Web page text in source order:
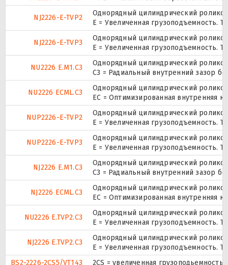
NJ2226-E-TVP2
Однорядный цилиндрический
E = Увеличенная грузоподъемность.
NJ2226-E-TVP3
Однорядный цилиндрический
E = Увеличенная грузоподъемность.
NU2226 E.M1.C3
Однорядный цилиндрический
C3 = Радиальный внутренний зазор
NU2226 ECML.C3
Однорядный цилиндрический
EC = Оптимизированная внутренняя
NUP2226-E-TVP2
Однорядный цилиндрический
E = Увеличенная грузоподъемность.
NUP2226-E-TVP3
Однорядный цилиндрический
E = Увеличенная грузоподъемность.
NJ2226 E.M1.C3
Однорядный цилиндрический
C3 = Радиальный внутренний зазор
NJ2226 ECML.C3
Однорядный цилиндрический
EC = Оптимизированная внутренняя
NU2226 E.TVP2.C3
Однорядный цилиндрический
E = Увеличенная грузоподъемность.
NJ2226 E.TVP2.C3
Однорядный цилиндрический
E = Увеличенная грузоподъемность.
BS2-2226-2CS5/VT143
2CS = увеличенная